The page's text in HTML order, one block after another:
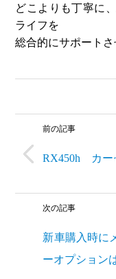
どこよりも丁寧に
ライフを
総合的にサポートさ
前の記事
RX450h カー
次の記事
新車購入時に
ーオプション